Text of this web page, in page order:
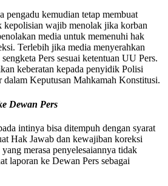
kemudian tetap membuat
kepolisian wajib menolak jika korban
media untuk memenuhi hak
Terlebih jika media menyerahkan
Pers sesuai ketentuan UU Pers.
keberatan kepada penyidik Polisi
dalam Keputusan Mahkamah Konstitusi.
Dewan Pers
intinya bisa ditempuh dengan syarat
Hak Jawab dan kewajiban koreksi
merasa penyelesaiannya tidak
laporan ke Dewan Pers sebagai